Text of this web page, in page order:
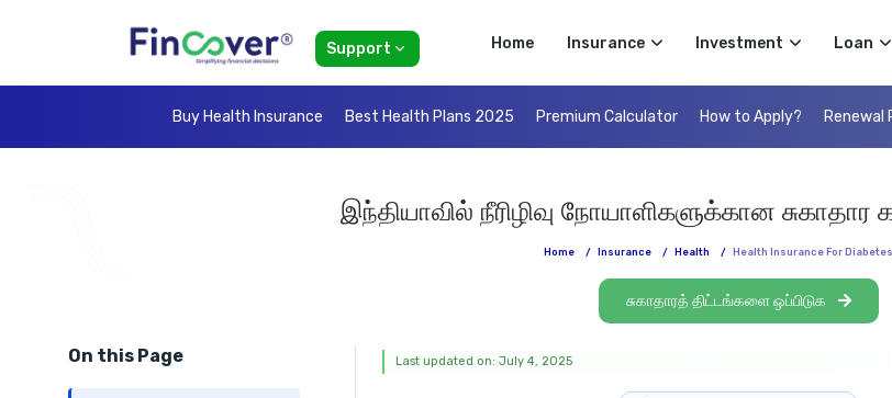
Support Home Insurance Investment Loan
Buy Health Insurance Best Health Plans 2025 Premium Calculator How to Apply? Renewal
இந்தியாவில் நீரிழிவு நோயாளிகளுக்கான சுகாதார
Home / Insurance / Health / Health Insurance For
சுகாதாரத் திட்டங்களை ஒப்பிடுக
On this Page Last updated on: July 4, 2025